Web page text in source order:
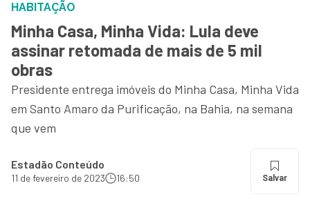
HABITAÇÃO
Minha Casa, Minha Vida: Lula deve
assinar retomada de mais de 5 mil
obras
Presidente entrega imóveis do Minha Casa, Minha Vida
em Santo Amaro da Purificação, na Bahia, na semana
que vem
Estadão Conteúdo
11 de fevereiro de 2023 16:50 Salvar